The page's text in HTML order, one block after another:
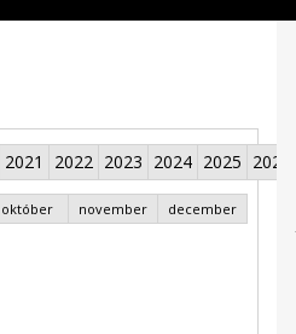
2021 2022 2023 2024 2025 2026
október november december